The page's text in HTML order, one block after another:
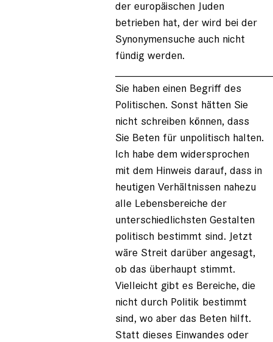
der europäischen Juden
betrieben hat, der wird bei der
Synonymensuche auch nicht
fündig werden.
Sie haben einen Begriff des
Politischen. Sonst hätten Sie
nicht schreiben können, dass
Sie Beten für unpolitisch halten.
Ich habe dem widersprochen
mit dem Hinweis darauf, dass in
heutigen Verhältnissen nahezu
alle Lebensbereiche der
unterschiedlichsten Gestalten
politisch bestimmt sind. Jetzt
wäre Streit darüber angesagt,
ob das überhaupt stimmt.
Vielleicht gibt es Bereiche, die
nicht durch Politik bestimmt
sind, wo aber das Beten hilft.
Statt dieses Einwandes oder